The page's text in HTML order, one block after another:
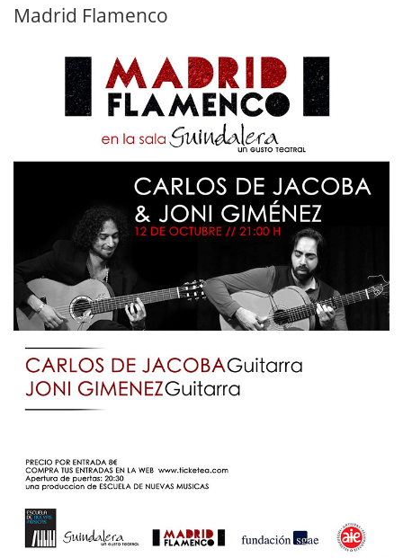
Madrid Flamenco